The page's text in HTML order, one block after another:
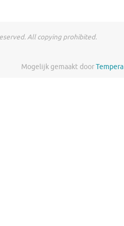
All copying prohibited.
Mogelijk gemaakt doorTempera